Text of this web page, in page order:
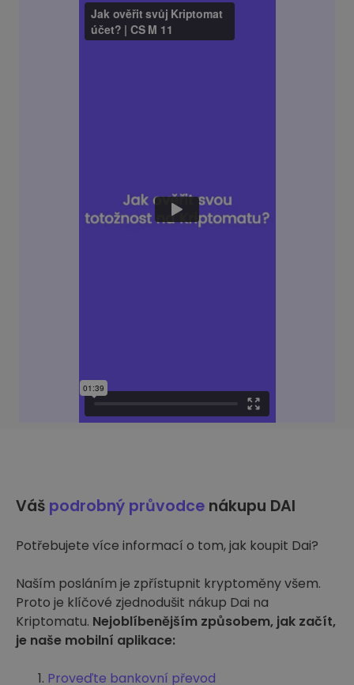
Váš podrobný průvodce nákupu DAI
Potřebujete více informací o tom, jak koupit Dai?
Naším posláním je zpřístupnit kryptoměny všem.
Proto je klíčové zjednodušit nákup Dai na
Kriptomatu. Nejoblíbenějším způsobem, jak začít,
je naše mobilní aplikace:
Proveďte bankovní převod